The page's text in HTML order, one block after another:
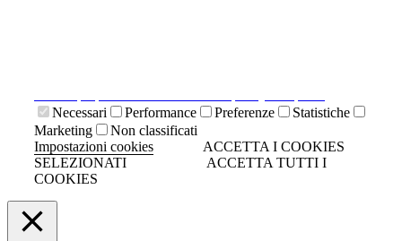
Necessari
Performance Preferenze
Statistiche
Marketing
Non classificati
Impostazioni cookies
ACCETTA I COOKIES
SELEZIONATI
ACCETTA TUTTI I
COOKIES